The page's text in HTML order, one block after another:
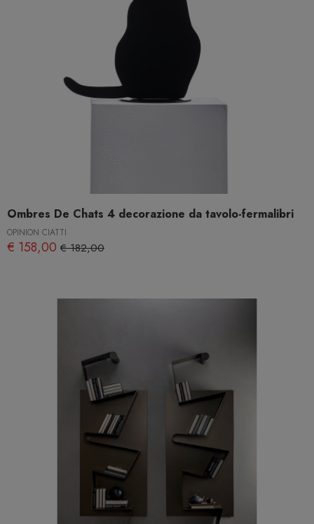
Ombres De Chats 4 decorazione da tavolo-fermalibri
OPINION CIATTI
€ 158,00 € 182,00